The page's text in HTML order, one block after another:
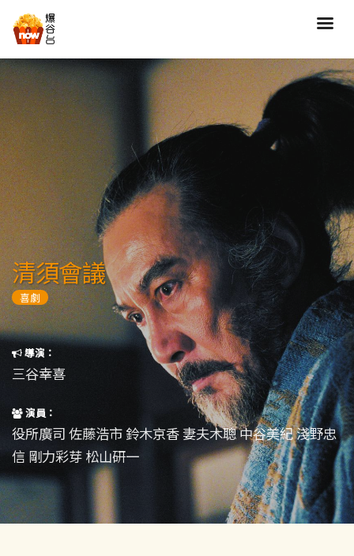
搜尋
全部類型
劇情
喜劇
愛情
驚慄
科幻
奇幻
動畫
家庭
寫實紀錄
罪案
歌舞
成人
運動
特別/特輯
短片
一般
清須會議
喜劇
導演：
三谷幸喜
演員：
役所廣司 佐藤浩市 鈴木京香 妻夫木聰 中谷美紀 淺野忠
信 剛力彩芽 松山研一